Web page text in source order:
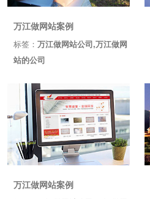
万江做网站案例
标签： 万江做网站公司,万江做网
站的公司
万江做网站案例